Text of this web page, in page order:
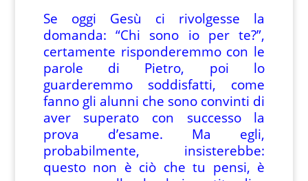
Se oggi Gesù ci rivolgesse la
domanda: “Chi sono io per te?”,
certamente risponderemmo con le
parole di Pietro, poi lo
guarderemmo soddisfatti, come
fanno gli alunni che sono convinti di
aver superato con successo la
prova d’esame. Ma egli,
probabilmente, insisterebbe:
questo non è ciò che tu pensi, è